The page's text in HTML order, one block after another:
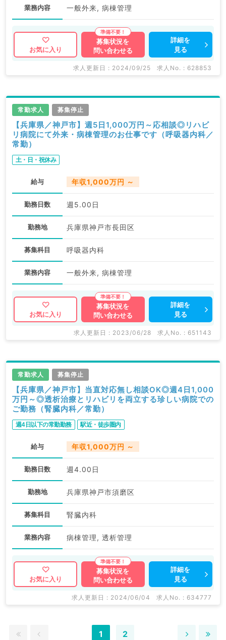
業務内容 一般外来, 病棟管理
お気に入り
募集状況を
問い合わせる
詳細を
見る
求人更新日 : 2024/09/25 求人No. : 628853
常勤求人 募集停止
【兵庫県／神戸市】週5日1,000万円～応相談◎リハビ
リ病院にて外来・病棟管理のお仕事です（呼吸器内科／
常勤）
土・日・祝休み
給与 年収1,000万円 ～
勤務日数 週5.00日
勤務地 兵庫県神戸市長田区
募集科目 呼吸器内科
業務内容 一般外来, 病棟管理
お気に入り
募集状況を
問い合わせる
詳細を
見る
求人更新日 : 2023/06/28 求人No. : 651143
常勤求人 募集停止
【兵庫県／神戸市】当直対応無し相談OK◎週4日1,000
万円～◎透析治療とリハビリを両立する珍しい病院での
ご勤務（腎臓内科／常勤）
週4日以下の常勤勤務 駅近・徒歩圏内
給与 年収1,000万円 ～
勤務日数 週4.00日
勤務地 兵庫県神戸市須磨区
募集科目 腎臓内科
業務内容 病棟管理, 透析管理
お気に入り
募集状況を
問い合わせる
詳細を
見る
求人更新日 : 2024/06/04 求人No. : 634777
1 2